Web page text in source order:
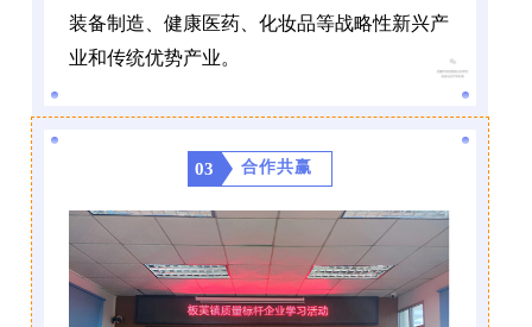
装备制造、健康医药、化妆品等战略性新兴产
业和传统优势产业。
03 合作共赢